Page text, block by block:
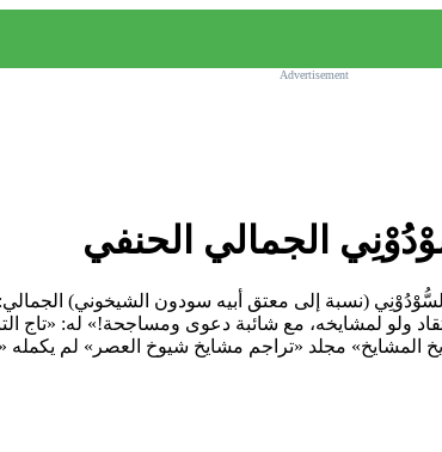
Advertisement
الجمالي الحنفي
زين الدين، أبو العدل السُّوْدُوْنِي (نسبة إلى معتق أبيه سودون
ولو لمشايخه، مع شائبة دعوى ومساجحة!» له: «تاج
المشايخ» مجلد «تراجم مشايخ شيوخ العصر» لم